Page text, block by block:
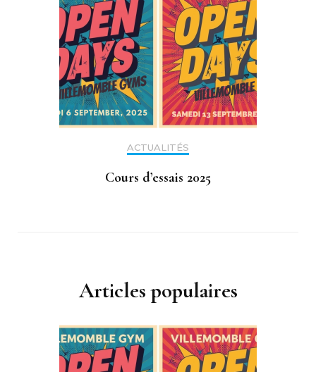
ACTUALITÉS
Cours d’essais 2025
Articles populaires